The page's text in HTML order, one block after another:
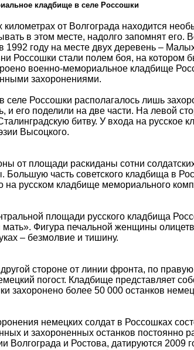
кладбище в селе Россошки
километрах от Волгограда находится
в этом месте, надолго запомнят
1992 году на месте двух деревень –
Россошки стали полем боя, на котором
военно-мемориальное кладбище
захоронениями.
селе Россошки располагалось лишь
и его поделили на две части. На левой
битву. У входа на русское
Высоцкого.
от площади раскиданы сотни
Большую часть советского кладбища в
на русском кладбище мемориального
площади русского кладбища
Фигура печальной женщины
– безмолвие и тишину.
стороне от линии фронта, по
погост. Кладбище представляет
захоронено более 50 000 останков
немецких солдат в Россошках
и захороненных останков постоянно
Волгограда и Ростова, датируются